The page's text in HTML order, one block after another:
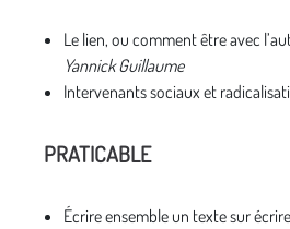
Le lien, ou comment être avec
Yannick Guillaume
Intervenants sociaux et
PRATICABLE
Écrire ensemble un texte sur